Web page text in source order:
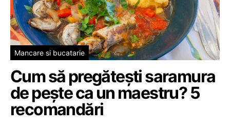
Mancare si bucatarie
Cum să pregătești saramura
de pește ca un maestru? 5
recomandări